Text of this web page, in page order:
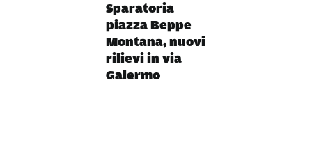
Sparatoria
piazza Beppe
Montana, nuovi
rilievi in via
Galermo